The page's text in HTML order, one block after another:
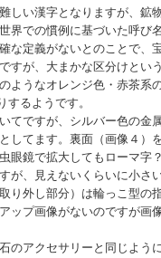
しい漢字となりますが、鉱
界での慣例に基づいた呼び
な定義がないとのことで、
すが、大まかな区分けとい
ようなオレンジ色・赤茶系
するようです。
てですが、シルバー色の金
してます。裏面（画像４）
眼鏡で拡大してもローマ字
が、見えないくらいに小さ
り外し部分）は輪っこ型の
ップ画像がないのですが画
のアクセサリーと同じよう